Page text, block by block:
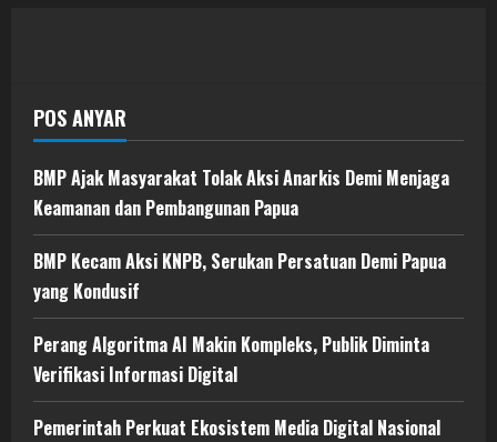
POS ANYAR
BMP Ajak Masyarakat Tolak Aksi Anarkis Demi Menjaga
Keamanan dan Pembangunan Papua
BMP Kecam Aksi KNPB, Serukan Persatuan Demi Papua
yang Kondusif
Perang Algoritma AI Makin Kompleks, Publik Diminta
Verifikasi Informasi Digital
Pemerintah Perkuat Ekosistem Media Digital Nasional